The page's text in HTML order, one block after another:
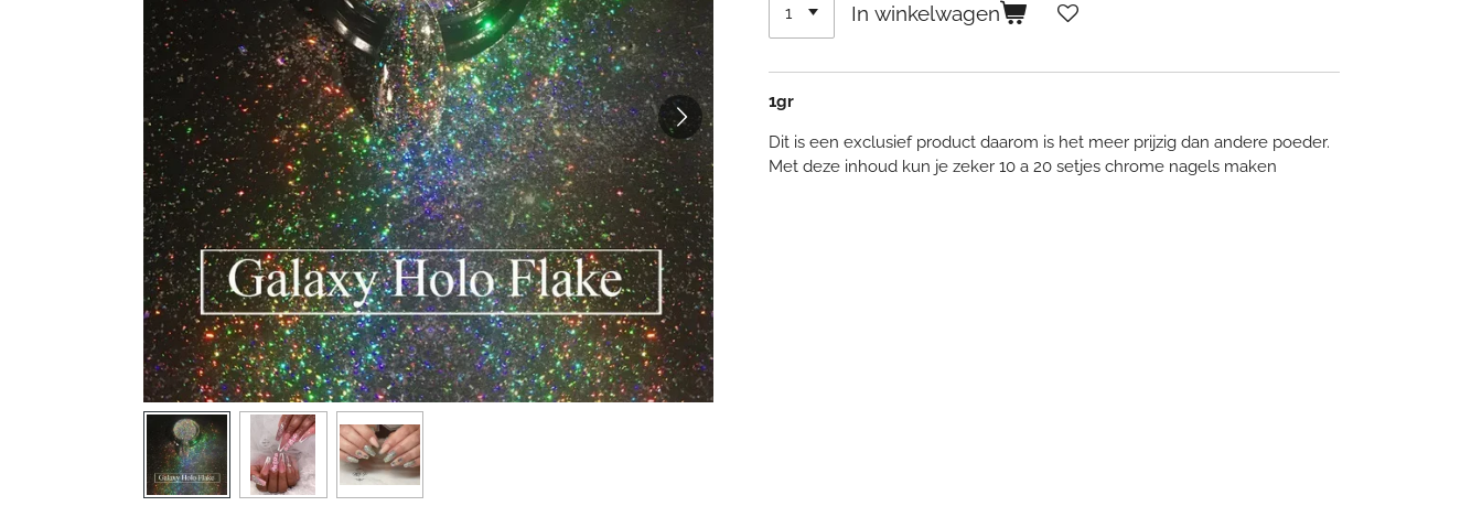
In winkelwagen
1gr
Dit is een exclusief product daarom is het meer prijzig dan andere poeder.
Met deze inhoud kun je zeker 10 a 20 setjes chrome nagels maken